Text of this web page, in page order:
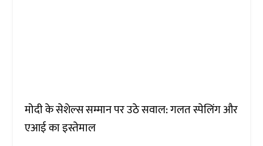
मोदी के सेशेल्स सम्मान पर उठे सवाल: गलत स्पेलिंग और
एआई का इस्तेमाल